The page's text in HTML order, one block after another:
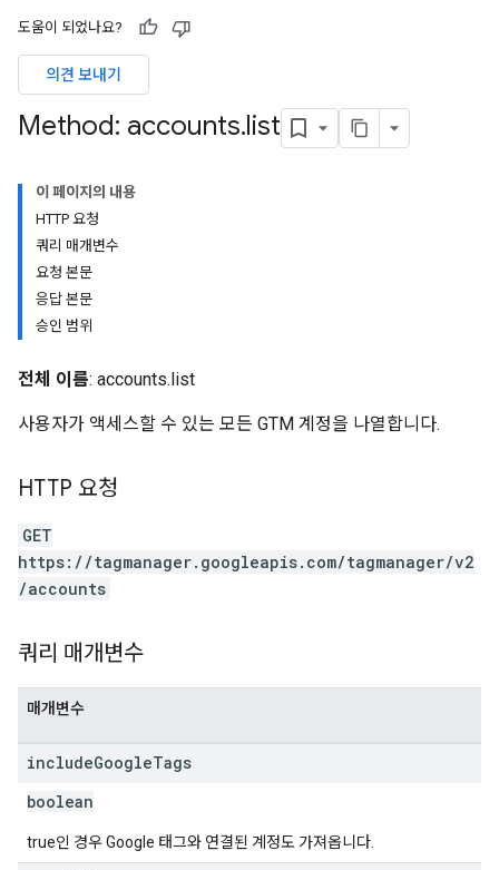
도움이 되었나요?
의견 보내기
Method: accounts.list
이 페이지의 내용
HTTP 요청
쿼리 매개변수
요청 본문
응답 본문
승인 범위
전체 이름: accounts.list
사용자가 액세스할 수 있는 모든 GTM 계정을 나열합니다.
HTTP 요청
GET
https://tagmanager.googleapis.com/tagmanager/v2
/accounts
쿼리 매개변수
매개변수
includeGoogleTags
boolean
true인 경우 Google 태그와 연결된 계정도 가져옵니다.